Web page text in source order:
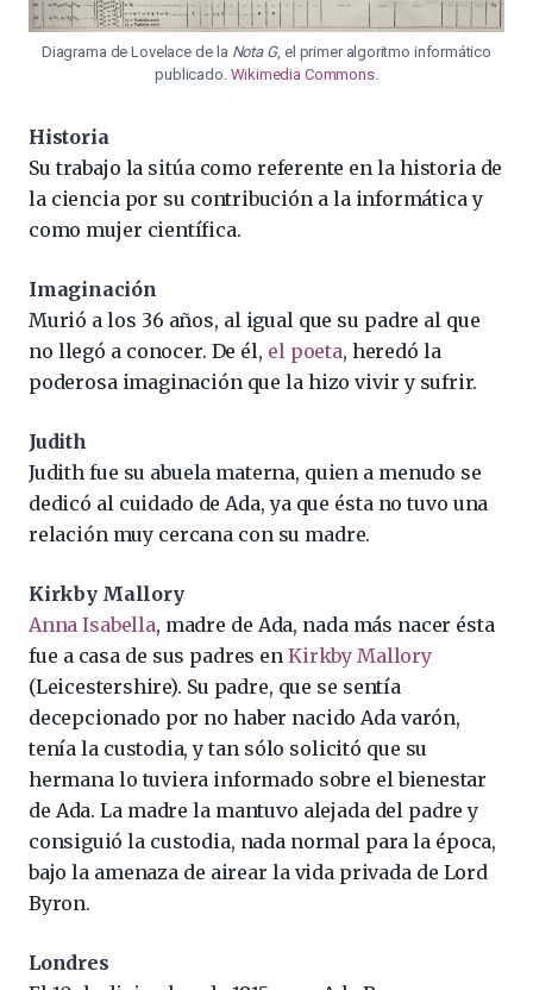
Diagrama de Lovelace de la Nota G, el primer algoritmo informático
publicado. Wikimedia Commons.
Historia
Su trabajo la sitúa como referente en la historia de
la ciencia por su contribución a la informática y
como mujer científica.
Imaginación
Murió a los 36 años, al igual que su padre al que
no llegó a conocer. De él, el poeta, heredó la
poderosa imaginación que la hizo vivir y sufrir.
Judith
Judith fue su abuela materna, quien a menudo se
dedicó al cuidado de Ada, ya que ésta no tuvo una
relación muy cercana con su madre.
Kirkby Mallory
Anna Isabella, madre de Ada, nada más nacer ésta
fue a casa de sus padres enKirkby Mallory
(Leicestershire). Su padre, que se sentía
decepcionado por no haber nacido Ada varón,
tenía la custodia, y tan sólo solicitó que su
hermana lo tuviera informado sobre el bienestar
de Ada. La madre la mantuvo alejada del padre y
consiguió la custodia, nada normal para la época,
bajo la amenaza de airear la vida privada de Lord
Byron.
Londres